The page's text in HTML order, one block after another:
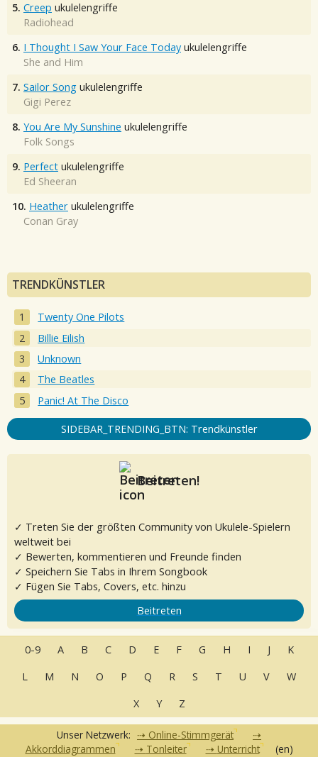
5. Creep ukulelengriffe
Radiohead
6. I Thought I Saw Your Face Today ukulelengriffe
She and Him
7. Sailor Song ukulelengriffe
Gigi Perez
8. You Are My Sunshine ukulelengriffe
Folk Songs
9. Perfect ukulelengriffe
Ed Sheeran
10. Heather ukulelengriffe
Conan Gray
TRENDKÜNSTLER
Twenty One Pilots
Billie Eilish
Unknown
The Beatles
Panic! At The Disco
SIDEBAR_TRENDING_BTN: Trendkünstler
Beitreten!
✓ Treten Sie der größten Community von Ukulele-Spielern
weltweit bei
✓ Bewerten, kommentieren und Freunde finden
✓ Speichern Sie Tabs in Ihrem Songbook
✓ Fügen Sie Tabs, Covers, etc. hinzu
Beitreten
0-9 A B C D E F G H I J
K
L
M N O P Q R S T U V
W
X
Y Z
Unser Netzwerk:
Online-Stimmgerät
Akkorddiagrammen
Tonleiter Unterricht (en)